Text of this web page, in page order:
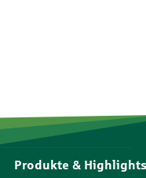
Produkte & Highlights